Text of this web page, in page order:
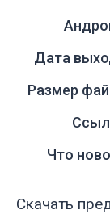
Дата
Размер
Что
Скачать